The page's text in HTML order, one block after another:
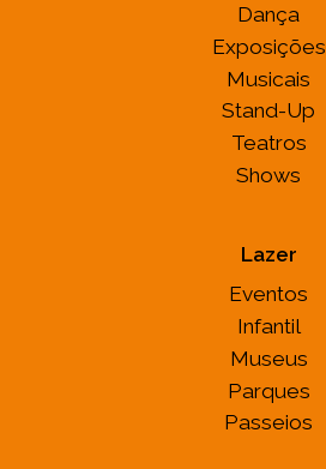
Dança
Exposições
Musicais
Stand-Up
Teatros
Shows
Lazer
Eventos
Infantil
Museus
Parques
Passeios